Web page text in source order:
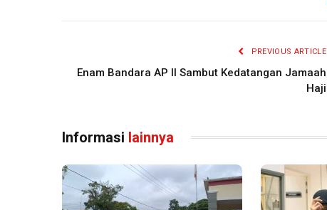
PREVIOUS ARTICLE
Enam Bandara AP II Sambut Kedatangan Jamaah
Haji
Informasi lainnya